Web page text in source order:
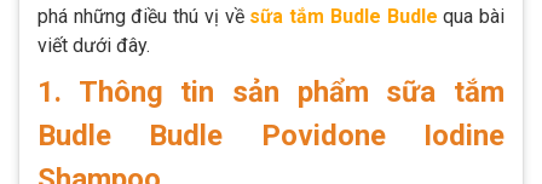
phá những điều thú vị về sữa tắm Budle Budle qua bài
viết dưới đây.
1. Thông tin sản phẩm sữa tắm
Budle Budle Povidone Iodine